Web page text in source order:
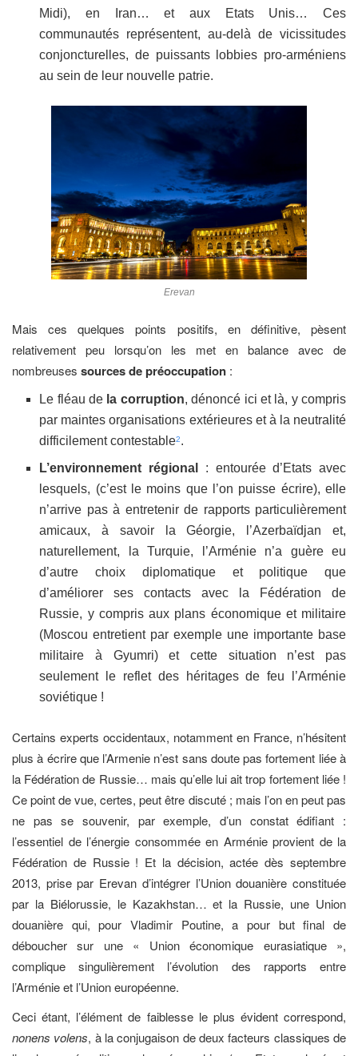
Midi), en Iran… et aux Etats Unis… Ces
communautés représentent, au-delà de vicissitudes
conjoncturelles, de puissants lobbies pro-arméniens
au sein de leur nouvelle patrie.
Erevan
Mais ces quelques points positifs, en définitive, pèsent
relativement peu lorsqu’on les met en balance avec de
nombreuses sources de préoccupation :
Le fléau de la corruption, dénoncé ici et là, y compris
par maintes organisations extérieures et à la neutralité
difficilement contestable2.
L’environnement régional
: entourée d’Etats avec
lesquels, (c’est le moins que l’on puisse écrire), elle
n’arrive pas à entretenir de rapports particulièrement
amicaux, à savoir la Géorgie, l’Azerbaïdjan et,
naturellement, la Turquie, l’Arménie n’a guère eu
d’autre choix diplomatique et politique que
d’améliorer ses contacts avec la Fédération de
Russie, y compris aux plans économique et militaire
(Moscou entretient par exemple une importante base
militaire à Gyumri) et cette situation n’est pas
seulement le reflet des héritages de feu l’Arménie
soviétique !
Certains experts occidentaux, notamment en France, n’hésitent
plus à écrire que l’Armenie n’est sans doute pas fortement liée à
la Fédération de Russie… mais qu’elle lui ait trop fortement liée !
Ce point de vue, certes, peut être discuté ; mais l’on en peut pas
ne pas se souvenir, par exemple, d’un constat édifiant :
l’essentiel de l’énergie consommée en Arménie provient de la
Fédération de Russie ! Et la décision, actée dès septembre
2013, prise par Erevan d’intégrer l’Union douanière constituée
par la Biélorussie, le Kazakhstan… et la Russie, une Union
douanière qui, pour Vladimir Poutine, a pour but final de
déboucher sur une « Union économique eurasiatique »,
complique singulièrement l’évolution des rapports entre
l’Arménie et l’Union européenne.
Ceci étant, l’élément de faiblesse le plus évident correspond,
nonens volens, à la conjugaison de deux facteurs classiques de